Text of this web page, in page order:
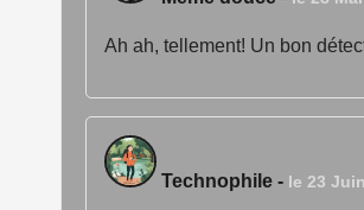
Ah ah, tellement! Un bon
Technophile - le 23